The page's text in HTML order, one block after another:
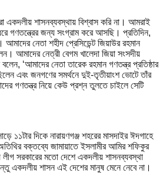
একদলীয় শাসনব্যবস্থায় বিশ্বাস করি না। আমরাই
গণতন্ত্রের জন্য সংগ্রাম করে আসছি। প্রতিদিন,
নেতা শহীদ প্রেসিডেন্ট জিয়াউর রহমান
আমাদের নেত্রী বেগম খালেদা জিয়া সংসদীয়
‘আমাদের নেতা তারেক রহমান গণতন্ত্র প্রতিষ্ঠার
এবং জনগণের সমর্থনে দুই-তৃতীয়াংশ ভোটে তাঁর
গণতন্ত্র নিয়ে কেউ প্রশ্ন তুলতে চাইলে সেটি
১১টার দিকে নারায়ণগঞ্জ শহরের মাসদাইর ঈদগাহে
বক্তব্যে জামায়াতে ইসলামীর আমির শফিকুর
লীগ সরকারের মতো দেশে একদলীয় শাসনব্যবস্থা
একদলীয় শাসন এই দেশের মানুষ মেনে নেবে না।